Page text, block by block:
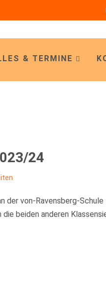
& TERMINE
24
der von-Ravensberg-
beiden anderen